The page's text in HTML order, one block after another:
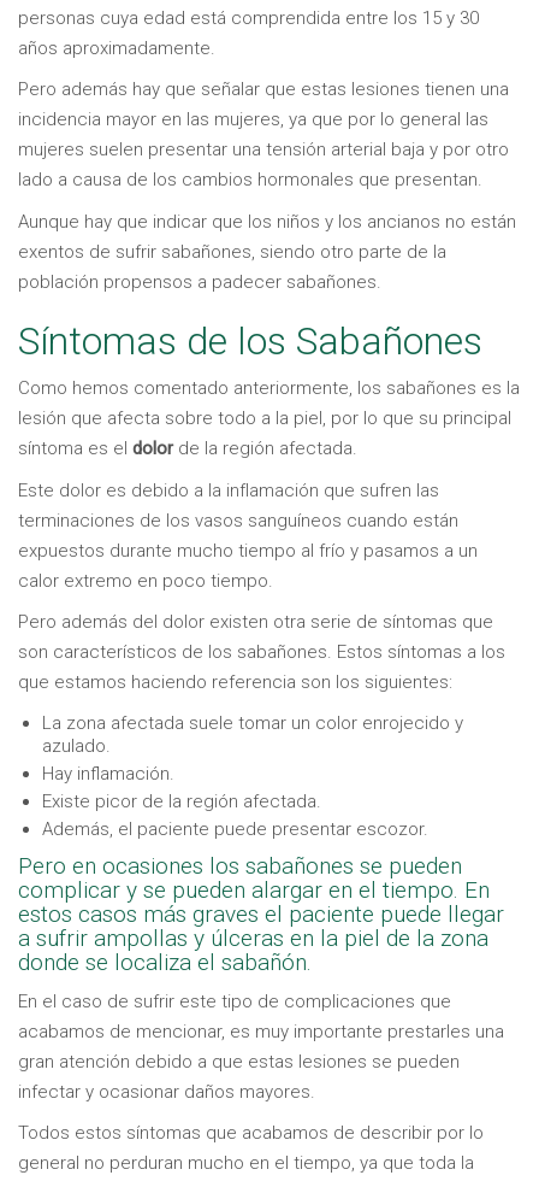
personas cuya edad está comprendida entre los 15 y 30
años aproximadamente.
Pero además hay que señalar que estas lesiones tienen una
incidencia mayor en las mujeres, ya que por lo general las
mujeres suelen presentar una tensión arterial baja y por otro
lado a causa de los cambios hormonales que presentan.
Aunque hay que indicar que los niños y los ancianos no están
exentos de sufrir sabañones, siendo otro parte de la
población propensos a padecer sabañones.
Síntomas de los Sabañones
Como hemos comentado anteriormente, los sabañones es la
lesión que afecta sobre todo a la piel, por lo que su principal
síntoma es el dolor de la región afectada.
Este dolor es debido a la inflamación que sufren las
terminaciones de los vasos sanguíneos cuando están
expuestos durante mucho tiempo al frío y pasamos a un
calor extremo en poco tiempo.
Pero además del dolor existen otra serie de síntomas que
son característicos de los sabañones. Estos síntomas a los
que estamos haciendo referencia son los siguientes:
La zona afectada suele tomar un color enrojecido y
azulado.
Hay inflamación.
Existe picor de la región afectada.
Además, el paciente puede presentar escozor.
Pero en ocasiones los sabañones se pueden
complicar y se pueden alargar en el tiempo. En
estos casos más graves el paciente puede llegar
a sufrir ampollas y úlceras en la piel de la zona
donde se localiza el sabañón.
En el caso de sufrir este tipo de complicaciones que
acabamos de mencionar, es muy importante prestarles una
gran atención debido a que estas lesiones se pueden
infectar y ocasionar daños mayores.
Todos estos síntomas que acabamos de describir por lo
general no perduran mucho en el tiempo, ya que toda la